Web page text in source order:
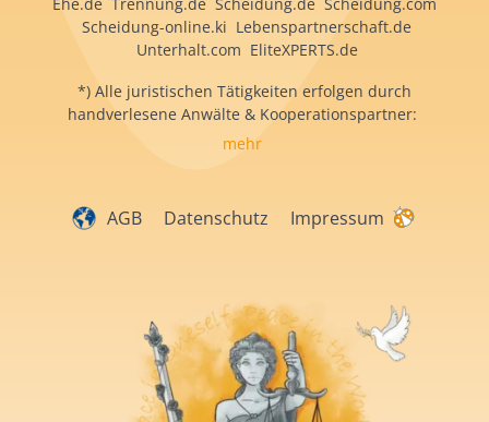
Scheidung-online.ki Lebenspartnerschaft.de
Unterhalt.com EliteXPERTS.de
*) Alle juristischen Tätigkeiten erfolgen durch
handverlesene Anwälte & Kooperationspartner:
mehr
AGB Datenschutz Impressum